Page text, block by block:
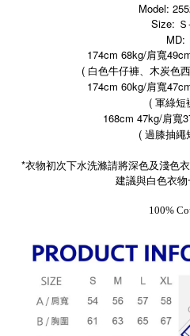
Model:
Size:
MD:
174cm 68kg/肩寬
( 白色牛仔褲、木炭色
174cm 60kg/肩寬
( 軍綠短
168cm 47kg/肩寬
( 過膝抽繩
*衣物初次下水洗滌請將深色及淺色
建議與白色衣物
100%